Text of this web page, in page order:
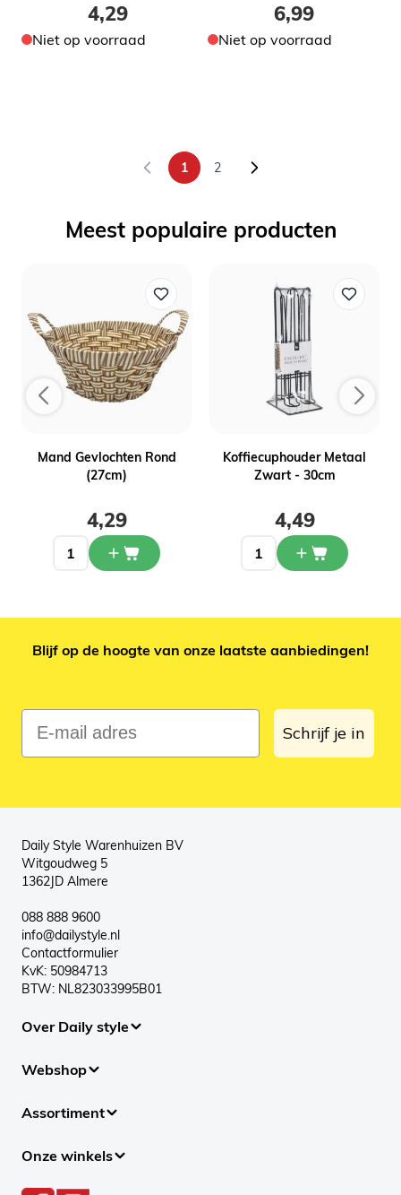
4,29
Niet op voorraad
6,99
Niet op voorraad
U lees momenteel pagina
1 Pagina
2
Meest populaire producten
Mand Gevlochten Rond
(27cm)
4,29
Koffiecuphouder Metaal
Zwart - 30cm
4,49
Blijf op de hoogte van onze laatste aanbiedingen!
E-mail adres
Schrijf je in
Daily Style Warenhuizen BV
Witgoudweg 5
1362JD Almere
088 888 9600
info@dailystyle.nl
Contactformulier
KvK: 50984713
BTW: NL823033995B01
Over Daily style
Webshop
Assortiment
Onze winkels